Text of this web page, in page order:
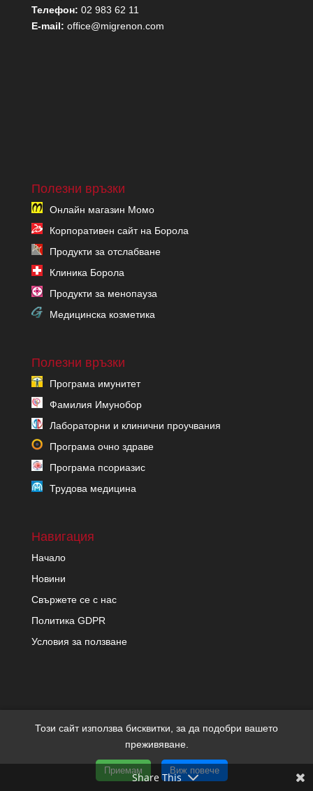
Телефон: 02 983 62 11
E-mail: office@migrenon.com
Полезни връзки
Онлайн магазин Момо
Корпоративен сайт на Борола
Продукти за отслабване
Клиника Борола
Продукти за менопауза
Медицинска козметика
Полезни връзки
Програма имунитет
Фамилия Имунобор
Лабораторни и клинични проучвания
Програма очно здраве
Програма псориазис
Трудова медицина
Навигация
Начало
Новини
Свържете се с нас
Политика GDPR
Условия за ползване
дизайн и SEO от Трибест
Share This
Този сайт използва бисквитки, за да подобри вашето
преживяване.
Приемам Виж повече